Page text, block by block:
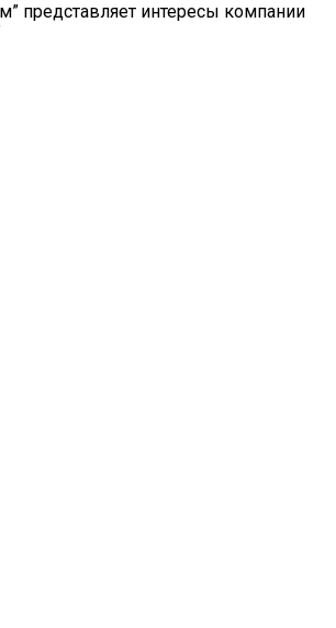
представляет интересы компании